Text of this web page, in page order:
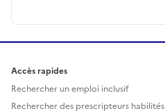
Accès rapides
Rechercher un emploi inclusif
Rechercher des prescripteurs habilités